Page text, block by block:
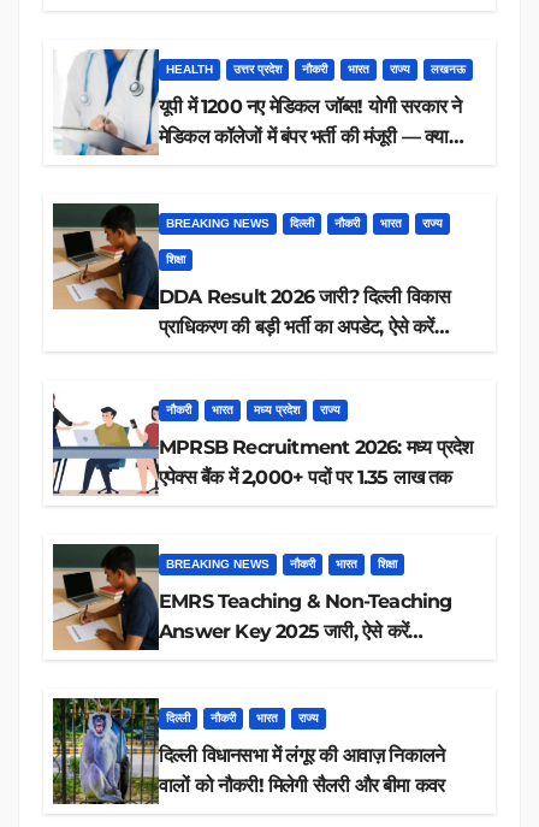
HEALTH उत्तर प्रदेश नौकरी भारत राज्य लखनऊ
यूपी में 1200 नए मेडिकल जॉब्स! योगी सरकार ने
मेडिकल कॉलेजों में बंपर भर्ती की मंजूरी — क्या
BREAKING NEWS दिल्ली नौकरी भारत राज्य
शिक्षा
DDA Result 2026 जारी? दिल्ली विकास
प्राधिकरण की बड़ी भर्ती का अपडेट, ऐसे करें
नौकरी भारत मध्य प्रदेश राज्य
MPRSB Recruitment 2026: मध्य प्रदेश
एपेक्स बैंक में 2,000+ पदों पर 1.35 लाख तक
BREAKING NEWS नौकरी भारत शिक्षा
EMRS Teaching & Non-Teaching
Answer Key 2025 जारी, ऐसे करें
दिल्ली नौकरी भारत राज्य
दिल्ली विधानसभा में लंगूर की आवाज़ निकालने
वालों को नौकरी! मिलेगी सैलरी और बीमा कवर